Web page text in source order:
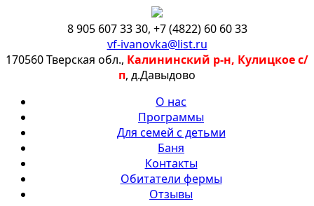
8 905 607 33 30, +7 (4822) 60 60 33
vf-ivanovka@list.ru
170560 Тверская обл., Калининский р-н, Кулицкое с/
п, д.Давыдово
О нас
Программы
Для семей с детьми
Баня
Контакты
Обитатели фермы
Отзывы